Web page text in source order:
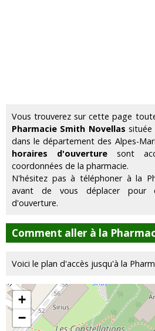
Vous trouverez sur cette page
Pharmacie Smith Novellas située
dans le département des Alpes-
horaires d'ouverturesont
coordonnées de la pharmacie.
N'hésitez pas à téléphoner à la
avant de vous déplacer pour
d'ouverture.
Comment aller à la
Voici le plan d'accès jusqu'à la
+
−